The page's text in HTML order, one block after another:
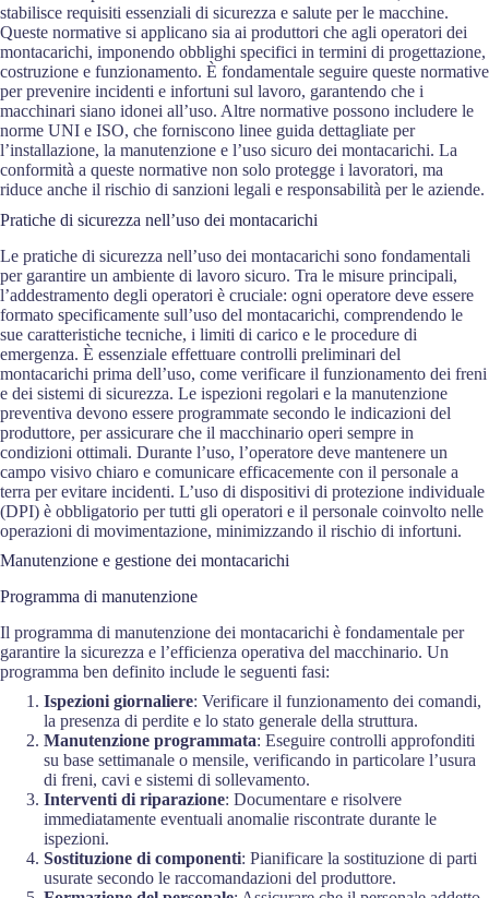
stabilisce requisiti essenziali di sicurezza e salute per le macchine.
Queste normative si applicano sia ai produttori che agli operatori dei
montacarichi, imponendo obblighi specifici in termini di progettazione,
costruzione e funzionamento. È fondamentale seguire queste normative
per prevenire incidenti e infortuni sul lavoro, garantendo che i
macchinari siano idonei all’uso. Altre normative possono includere le
norme UNI e ISO, che forniscono linee guida dettagliate per
l’installazione, la manutenzione e l’uso sicuro dei montacarichi. La
conformità a queste normative non solo protegge i lavoratori, ma
riduce anche il rischio di sanzioni legali e responsabilità per le aziende.
Pratiche di sicurezza nell’uso dei montacarichi
Le pratiche di sicurezza nell’uso dei montacarichi sono fondamentali
per garantire un ambiente di lavoro sicuro. Tra le misure principali,
l’addestramento degli operatori è cruciale: ogni operatore deve essere
formato specificamente sull’uso del montacarichi, comprendendo le
sue caratteristiche tecniche, i limiti di carico e le procedure di
emergenza. È essenziale effettuare controlli preliminari del
montacarichi prima dell’uso, come verificare il funzionamento dei freni
e dei sistemi di sicurezza. Le ispezioni regolari e la manutenzione
preventiva devono essere programmate secondo le indicazioni del
produttore, per assicurare che il macchinario operi sempre in
condizioni ottimali. Durante l’uso, l’operatore deve mantenere un
campo visivo chiaro e comunicare efficacemente con il personale a
terra per evitare incidenti. L’uso di dispositivi di protezione individuale
(DPI) è obbligatorio per tutti gli operatori e il personale coinvolto nelle
operazioni di movimentazione, minimizzando il rischio di infortuni.
Manutenzione e gestione dei montacarichi
Programma di manutenzione
Il programma di manutenzione dei montacarichi è fondamentale per
garantire la sicurezza e l’efficienza operativa del macchinario. Un
programma ben definito include le seguenti fasi:
Ispezioni giornaliere: Verificare il funzionamento dei comandi,
la presenza di perdite e lo stato generale della struttura.
Manutenzione programmata: Eseguire controlli approfonditi
su base settimanale o mensile, verificando in particolare l’usura
di freni, cavi e sistemi di sollevamento.
Interventi di riparazione: Documentare e risolvere
immediatamente eventuali anomalie riscontrate durante le
ispezioni.
Sostituzione di componenti: Pianificare la sostituzione di parti
usurate secondo le raccomandazioni del produttore.